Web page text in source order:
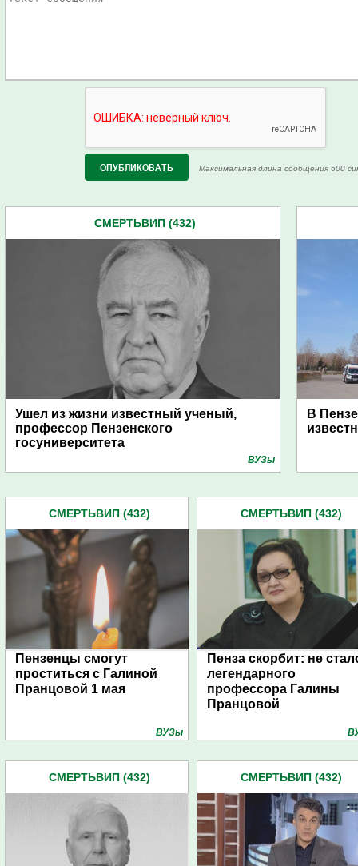
Максимальная длина сообщения 600
СМЕРТЬВИП (432)
Ушел из жизни известный ученый,
профессор Пензенского
госуниверситета
ВУЗы
В
СМЕРТЬВИП (432)
Пензенцы смогут
проститься с Галиной
Пранцовой 1 мая
ВУЗы
СМЕРТЬВИП (432)
Пенза скорбит: не
легендарного
профессора Галины
Пранцовой
СМЕРТЬВИП (432) СМЕРТЬВИП (432)